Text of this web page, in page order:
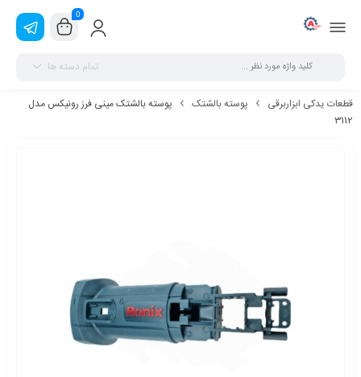
0
تمام دسته ها
قطعات یدکی ابزاربرقی پوسته بالشتک
پوسته بالشتک مینی فرز رونیکس مدل
3112